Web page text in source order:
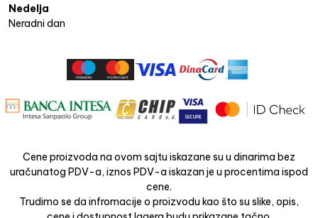
Nedelja
Neradni dan
Cene proizvoda na ovom sajtu iskazane su u dinarima bez
uračunatog PDV-a, iznos PDV-a iskazan je u procentima ispod
cene.
Trudimo se da infromacije o proizvodu kao što su slike, opis,